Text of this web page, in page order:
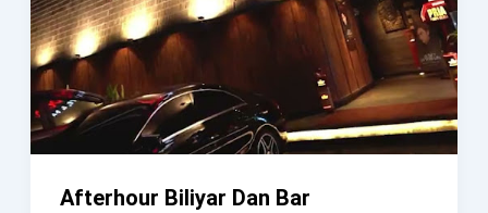
Afterhour Biliyar Dan Bar